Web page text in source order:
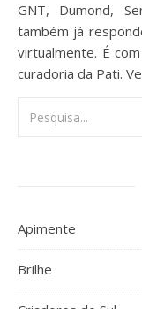
GNT, Dumond,
também já
virtualmente. É
curadoria da Pati.
Apimente
Brilhe